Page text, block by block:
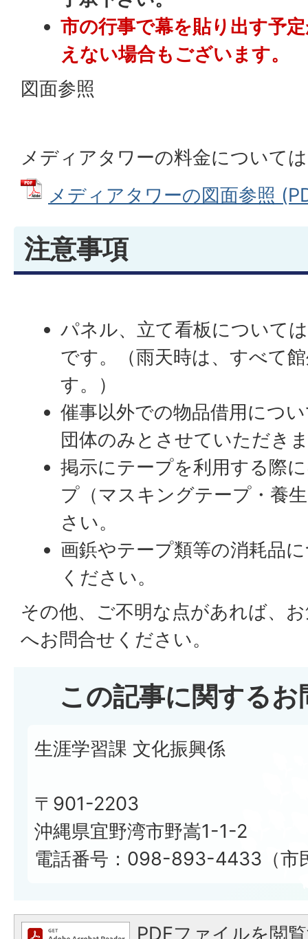
市の行事で幕を貼り出す予
えない場合もございます。
図面参照
メディアタワーの料金について
メディアタワーの図面参照
注意事項
パネル、立て看板について
です。（雨天時は、すべて
す。）
催事以外での物品借用につ
団体のみとさせていただき
掲示にテープを利用する際
プ（マスキングテープ・養
さい。
画鋲やテープ類等の消耗品
ください。
その他、ご不明な点があれば、
へお問合せください。
この記事に関する
生涯学習課 文化振興係
〒901-2203
沖縄県宜野湾市野嵩1-1-2
電話番号：098-893-4433（市
PDFファイルを閲